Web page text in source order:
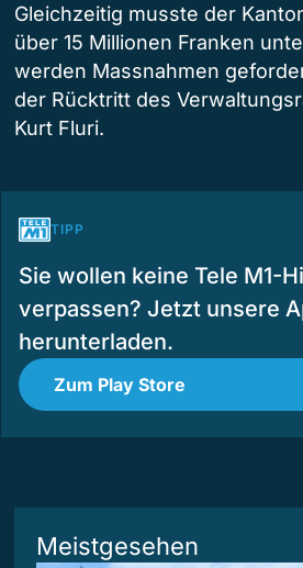
Gleichzeitig musste der
über 15 Millionen Franken
werden Massnahmen
der Rücktritt des
Kurt Fluri.
TIPP
Sie wollen keine Tele M1-
verpassen? Jetzt unsere
herunterladen.
Zum Play Store
Meistgesehen